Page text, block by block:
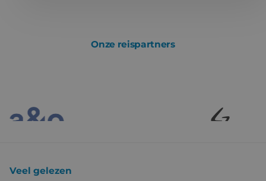
Onze reispartners
Veel gelezen